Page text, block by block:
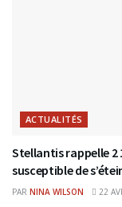
ACTUALITÉS
Stellantis rappelle 2
susceptible de
PAR NINA WILSON 22